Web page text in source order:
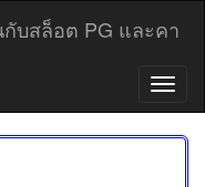
บสล็อต PG และคา
T
o
g